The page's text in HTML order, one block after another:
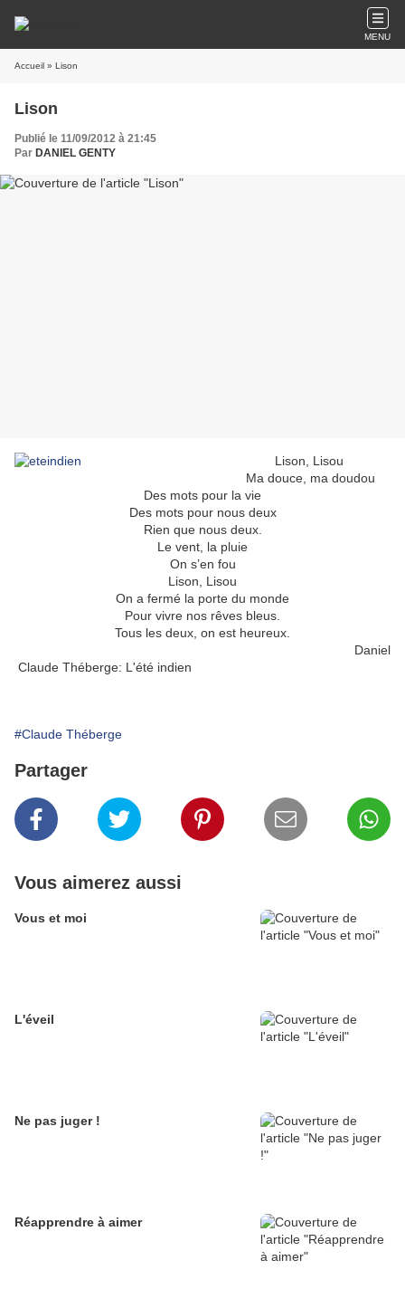
MENU
Accueil » Lison
Lison
Publié le 11/09/2012 à 21:45
Par DANIEL GENTY
Lison, Lisou
Ma douce, ma doudou
Des mots pour la vie
Des mots pour nous deux
Rien que nous deux.
Le vent, la pluie
On s’en fou
Lison, Lisou
On a fermé la porte du monde
Pour vivre nos rêves bleus.
Tous les deux, on est heureux.
Daniel
Claude Théberge: L'été indien
#Claude Théberge
Partager
Vous aimerez aussi
Vous et moi
L'éveil
Ne pas juger !
Réapprendre à aimer